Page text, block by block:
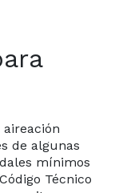
de algunas
mínimos
Técnico